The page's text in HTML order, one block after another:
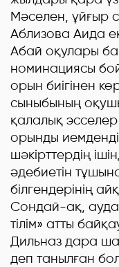
Мәселен, ұйғыр
Аблизова Аида
Абай оқулары
номинациясы
орын биігінен
сыныбының
қалалық
орынды
шәкірттердің
әдебиетін
білгендерінің
Сондай-ақ,
тілім» атты
Дильназ дара
деп танылған